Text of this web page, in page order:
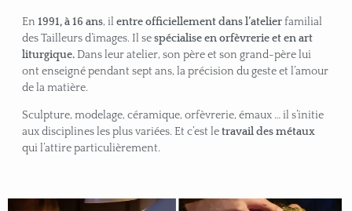
En 1991, à 16 ans, il entre officiellement dans l’atelierfamilial
des Tailleurs d’images. Il sespécialise en orfèvrerie et en art
liturgique.Dans leur atelier, son père et son grand-père lui
ont enseigné pendant sept ans, la précision du geste et l’amour
de la matière.
Sculpture, modelage, céramique, orfèvrerie, émaux … il s’initie
aux disciplines les plus variées. Et c’est letravail des métaux
qui l’attire particulièrement.